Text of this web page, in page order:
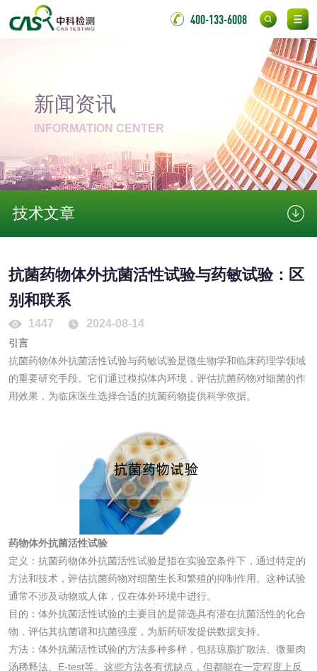
400-133-6008
新闻资讯
INFORMATION CENTER
技术文章
抗菌药物体外抗菌活性试验与药敏试验：区
别和联系
1447 2024-08-14
引言
抗菌药物体外抗菌活性试验与药敏试验是微生物学和临床药理学领域
的重要研究手段。它们通过模拟体内环境，评估抗菌药物对细菌的作
用效果，为临床医生选择合适的抗菌药物提供科学依据。
药物体外抗菌活性试验
定义：抗菌药物体外抗菌活性试验是指在实验室条件下，通过特定的
方法和技术，评估抗菌药物对细菌生长和繁殖的抑制作用。这种试验
通常不涉及动物或人体，仅在体外环境中进行。
目的：体外抗菌活性试验的主要目的是筛选具有潜在抗菌活性的化合
物，评估其抗菌谱和抗菌强度，为新药研发提供数据支持。
方法：体外抗菌活性试验的方法多种多样，包括琼脂扩散法、微量肉
汤稀释法、E-test等。这些方法各有优缺点，但都能在一定程度上反
金属材料检测 喷嘴检测
气弹簧检测
伸缩警棍检测
非金属材料
脱硫石膏检测 镀膜抗菌玻璃检测
防霉检测 霉菌污染分析
微生物检测
化妆品
化妆品毒理试验
化妆品眼刺激试验 化妆品皮肤刺激试
验
化妆品急性经口毒
性试验
化妆品皮肤变态反
应试验
皮肤光变态反应试